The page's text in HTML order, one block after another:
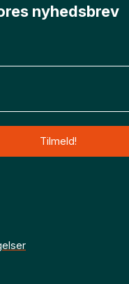
nyhedsbrev